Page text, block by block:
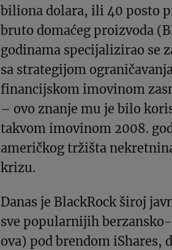
biliona dolara, ili 40 posto
bruto domaćeg proizvoda
godinama specijalizirao se
sa strategijom
financijskom imovinom
– ovo znanje mu je bilo
takvom imovinom 2008.
američkog tržišta
krizu.
Danas je BlackRock široj
sve popularnijih
ova) pod brendom iShares,